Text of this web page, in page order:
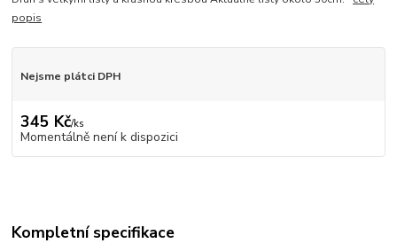
popis
Nejsme plátci DPH
345 Kč/ks
Momentálně není k dispozici
Kompletní specifikace